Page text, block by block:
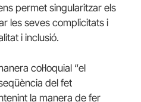
permet singularitzar els
les seves complicitats i
i inclusió.
col·loquial “el
del fet
la manera de fer